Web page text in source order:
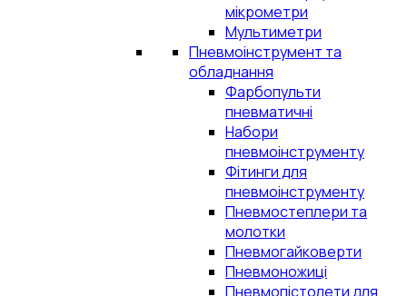
мікрометри
Мультиметри
Пневмоінструмент та
обладнання
Фарбопульти
пневматичні
Набори
пневмоінструменту
Фітинги для
пневмоінструменту
Пневмостеплери та
молотки
Пневмогайковерти
Пневмоножиці
Пневмопістолети для